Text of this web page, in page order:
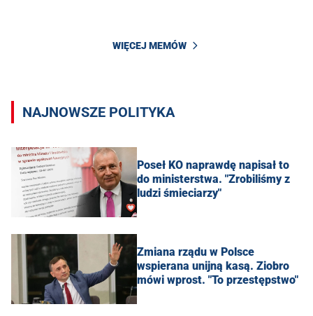
WIĘCEJ MEMÓW
NAJNOWSZE POLITYKA
Poseł KO naprawdę napisał to
do ministerstwa. "Zrobiliśmy z
ludzi śmieciarzy"
Zmiana rządu w Polsce
wspierana unijną kasą. Ziobro
mówi wprost. "To przestępstwo"